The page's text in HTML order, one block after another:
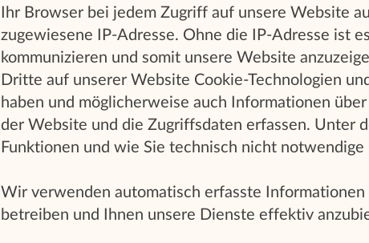
Ihr Browser bei jedem Zugriff auf unsere Website
zugewiesene IP-Adresse. Ohne die IP-Adresse ist
kommunizieren und somit unsere Website
Dritte auf unserer Website Cookie-Technologien
haben und möglicherweise auch Informationen
der Website und die Zugriffsdaten erfassen. Unter
Funktionen und wie Sie technisch nicht
Wir verwenden automatisch erfasste
betreiben und Ihnen unsere Dienste effektiv